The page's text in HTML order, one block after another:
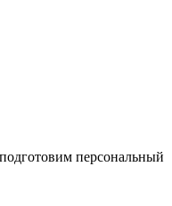
персональный